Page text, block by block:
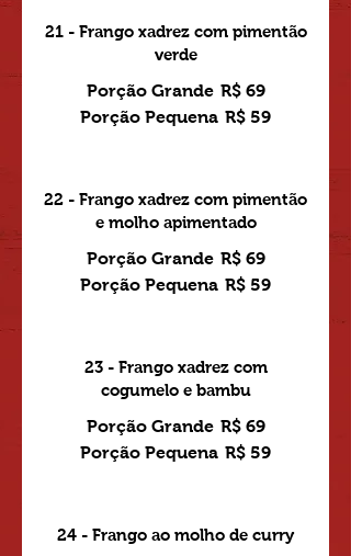
21 - Frango xadrez com pimentão
verde
Porção Grande R$ 69
Porção Pequena R$ 59
22 - Frango xadrez com pimentão
e molho apimentado
Porção Grande R$ 69
Porção Pequena R$ 59
23 - Frango xadrez com
cogumelo e bambu
Porção Grande R$ 69
Porção Pequena R$ 59
24 - Frango ao molho de curry